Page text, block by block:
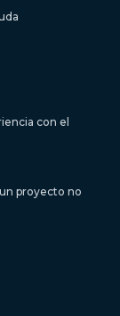
con el
proyecto no